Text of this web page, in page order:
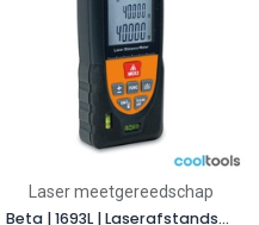
Laser meetgereedschap
Beta | 1693L | Laserafstandsmeter multifunctioneel, 40 m | 016930040